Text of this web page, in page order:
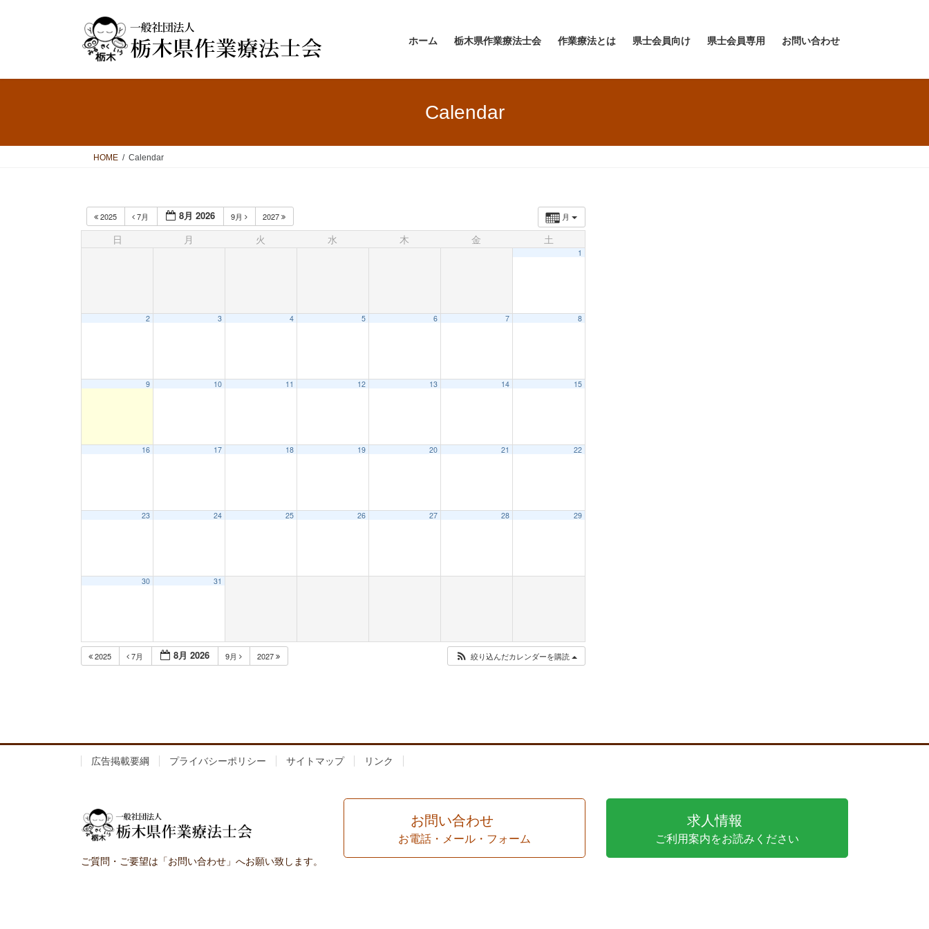
ホーム 栃木県作業療法士会 作業療法とは 県士会員向け 県士会員専用 お問い合わせ
Calendar
HOME Calendar
月
2025 7月 8月 2026 9月 2027
日 月 火 水 木 金 土
1
2 3 4 5 6 7 8
9 10 11 12 13 14 15
16 17 18 19 20 21 22
23 24 25 26 27 28 29
30 31
2025 7月 8月 2026 9月 2027 絞り込んだカレンダーを購読
広告掲載要綱 プライバシーポリシー サイトマップ リンク
ご質問・ご要望は「お問い合わせ」へお願い致します。
お問い合わせ
お電話・メール・フォーム
求人情報
ご利用案内をお読みください